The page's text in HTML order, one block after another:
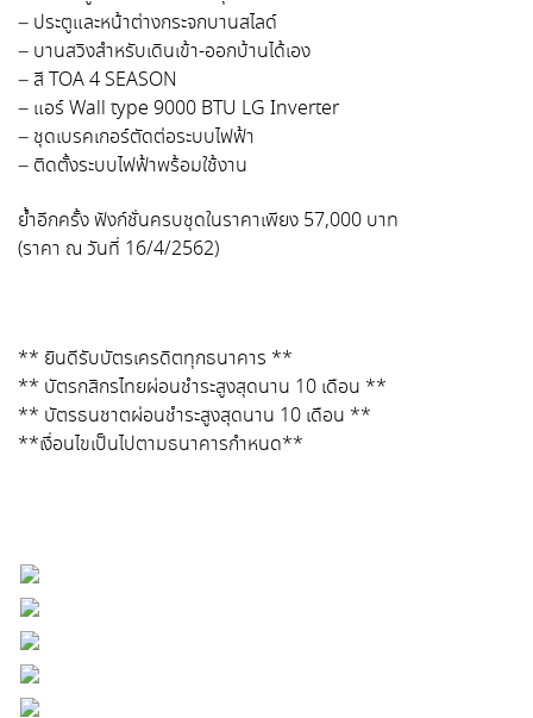
– ประตูและหน้าต่างกระจกบานสไลด์
– บานสวิงสำหรับเดินเข้า-ออกบ้านได้เอง
– สี TOA 4 SEASON
– แอร์ Wall type 9000 BTU LG Inverter
– ชุดเบรคเกอร์ตัดต่อระบบไฟฟ้า
– ติดตั้งระบบไฟฟ้าพร้อมใช้งาน
ย้ำอีกครั้ง ฟังก์ชั่นครบชุดในราคาเพียง 57,000 บาท
(ราคา ณ วันที่ 16/4/2562)
** ยินดีรับบัตรเครดิตทุกธนาคาร **
** บัตรกสิกรไทยผ่อนชำระสูงสุดนาน 10 เดือน **
** บัตรธนชาตผ่อนชำระสูงสุดนาน 10 เดือน **
**เงื่อนไขเป็นไปตามธนาคารกำหนด**